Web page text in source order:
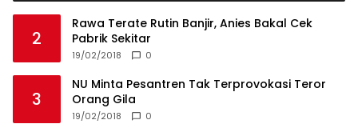
2
Rawa Terate Rutin Banjir, Anies Bakal Cek
Pabrik Sekitar
19/02/2018 0
3
NU Minta Pesantren Tak Terprovokasi Teror
Orang Gila
19/02/2018 0